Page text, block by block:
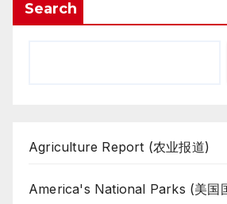
Search
Agriculture Report (农业报道)
America's National Parks (美国